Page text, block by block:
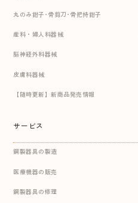
丸のみ鉗子･骨剪刀･骨把持鉗子
産科・婦人科器械
脳神経外科器械
皮膚科器械
【随時更新】新商品発売情報
サービス
鋼製器具の製造
医療機器の販売
鋼製器具の修理